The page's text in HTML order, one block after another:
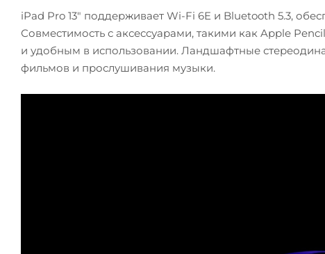
iPad Pro 13" поддерживает Wi-Fi 6E и Bluetooth 5.3,
Совместимость с аксессуарами, такими как Apple
и удобным в использовании. Ландшафтные
фильмов и прослушивания музыки.